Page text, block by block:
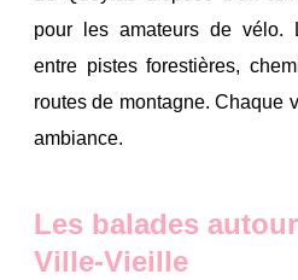
pour les amateurs de vélo.
entre pistes forestières,
routes de montagne.Chaque
ambiance.
Les balades
Ville-Vieille